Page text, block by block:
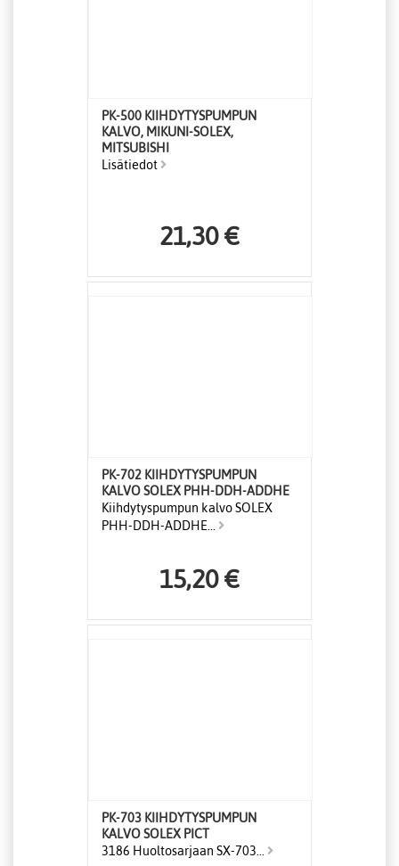
PK-500 KIIHDYTYSPUMPUN
KALVO, MIKUNI-SOLEX,
MITSUBISHI
Lisätiedot
21,30 €
PK-702 KIIHDYTYSPUMPUN
KALVO SOLEX PHH-DDH-ADDHE
Kiihdytyspumpun kalvo SOLEX
PHH-DDH-ADDHE...
15,20 €
PK-703 KIIHDYTYSPUMPUN
KALVO SOLEX PICT
3186 Huoltosarjaan SX-703...